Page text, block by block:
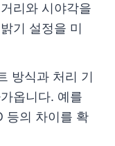
리와 시야각을
기 설정을 미
방식과 처리 기
옵니다. 예를
등의 차이를 확